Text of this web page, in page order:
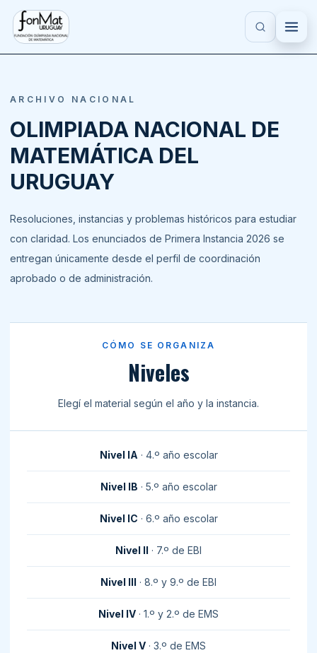
Saltar al contenido principal
FONMAT
ARCHIVO NACIONAL
OLIMPIADA NACIONAL DE
MATEMÁTICA DEL
URUGUAY
Resoluciones, instancias y problemas históricos para estudiar
con claridad. Los enunciados de Primera Instancia 2026 se
entregan únicamente desde el perfil de coordinación
aprobado o de administración.
CÓMO SE ORGANIZA
Niveles
Elegí el material según el año y la instancia.
Nivel IA · 4.º año escolar
Nivel IB · 5.º año escolar
Nivel IC · 6.º año escolar
Nivel II · 7.º de EBI
Nivel III · 8.º y 9.º de EBI
Nivel IV · 1.º y 2.º de EMS
Nivel V · 3.º de EMS